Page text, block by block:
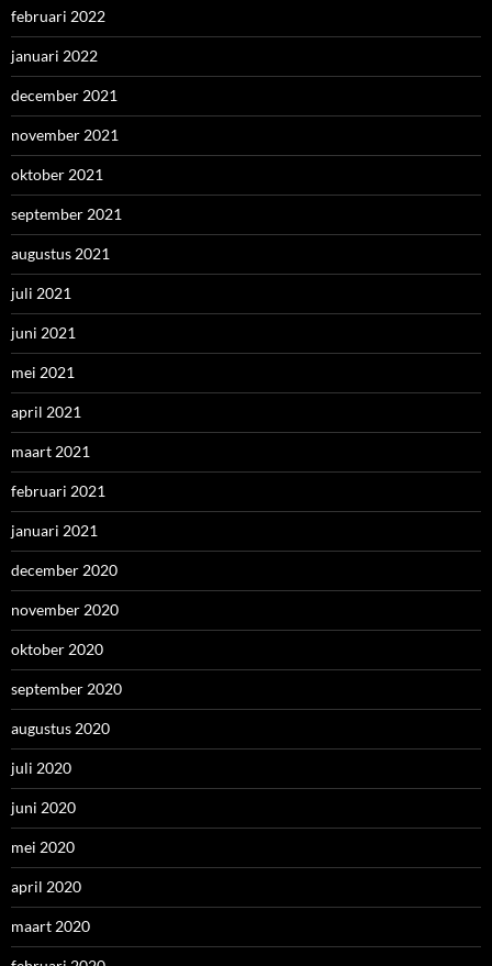
februari 2022
januari 2022
december 2021
november 2021
oktober 2021
september 2021
augustus 2021
juli 2021
juni 2021
mei 2021
april 2021
maart 2021
februari 2021
januari 2021
december 2020
november 2020
oktober 2020
september 2020
augustus 2020
juli 2020
juni 2020
mei 2020
april 2020
maart 2020